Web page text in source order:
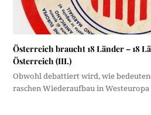
Österreich braucht 18 Länder – 18
Österreich (III.)
Obwohl debattiert wird, wie
raschen Wiederaufbau in Westeuropa